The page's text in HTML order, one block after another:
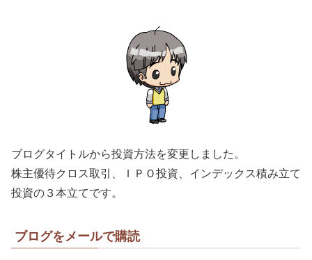
ブログタイトルから投資方法を変更しました。
株主優待クロス取引、ＩＰＯ投資、インデックス積み立て
投資の３本立てです。
ブログをメールで購読